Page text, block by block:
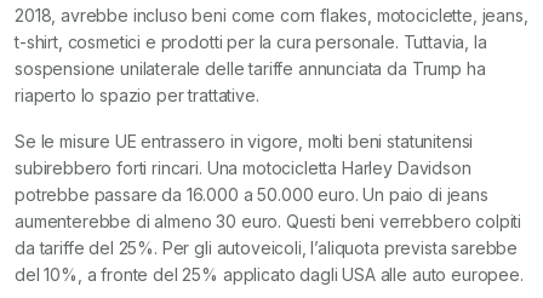
2018, avrebbe incluso beni come corn flakes, motociclette, jeans,
t-shirt, cosmetici e prodotti per la cura personale. Tuttavia, la
sospensione unilaterale delle tariffe annunciata da Trump ha
riaperto lo spazio per trattative.
Se le misure UE entrassero in vigore, molti beni statunitensi
subirebbero forti rincari. Una motocicletta Harley Davidson
potrebbe passare da 16.000 a 50.000 euro. Un paio di jeans
aumenterebbe di almeno 30 euro. Questi beni verrebbero colpiti
da tariffe del 25%. Per gli autoveicoli, l’aliquota prevista sarebbe
del 10%, a fronte del 25% applicato dagli USA alle auto europee.